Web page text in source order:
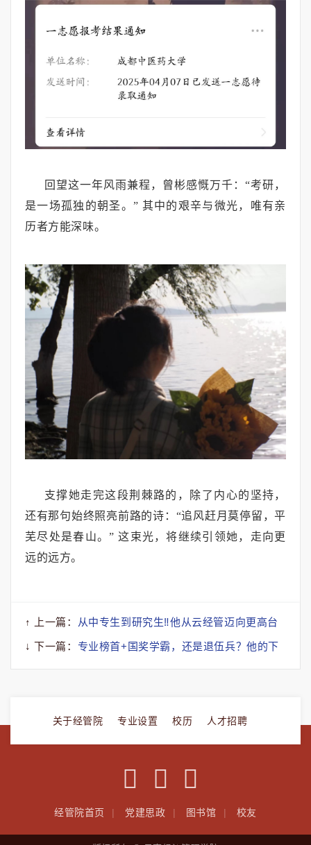
回望这一年风雨兼程，曾彬感慨万千：“考研，
是一场孤独的朝圣。” 其中的艰辛与微光，唯有亲
历者方能深味。
支撑她走完这段荆棘路的，除了内心的坚持，
还有那句始终照亮前路的诗：“追风赶月莫停留，平
芜尽处是春山。” 这束光，将继续引领她，走向更
远的远方。
↑ 上一篇： 从中专生到研究生‼️他从云经管迈向更高台
阶！
↓ 下一篇： 专业榜首+国奖学霸，还是退伍兵？他的下
个“战场”在新疆！
关于经管院 专业设置 校历 人才招聘
经管院首页 党建思政 图书馆 校友